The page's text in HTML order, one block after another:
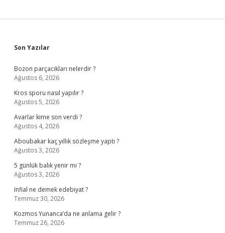
Sidebar
Son Yazılar
Bozon parçacıkları nelerdir ?
Ağustos 6, 2026
Kros sporu nasıl yapılır ?
Ağustos 5, 2026
Avarlar kime son verdi ?
Ağustos 4, 2026
Aboubakar kaç yıllık sözleşme yaptı ?
Ağustos 3, 2026
5 günlük balık yenir mi ?
Ağustos 3, 2026
Infial ne demek edebiyat ?
Temmuz 30, 2026
Kozmos Yunanca’da ne anlama gelir ?
Temmuz 26, 2026